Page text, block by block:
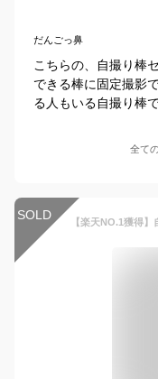
だんごっ鼻
こちらの、自撮り棒
できる棒に固定撮影
る人もいる自撮り棒で
全て
SOLD